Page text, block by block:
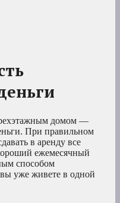
домом —
При правильном
в аренду все
ежемесячный
способом
вы уже живете в одной